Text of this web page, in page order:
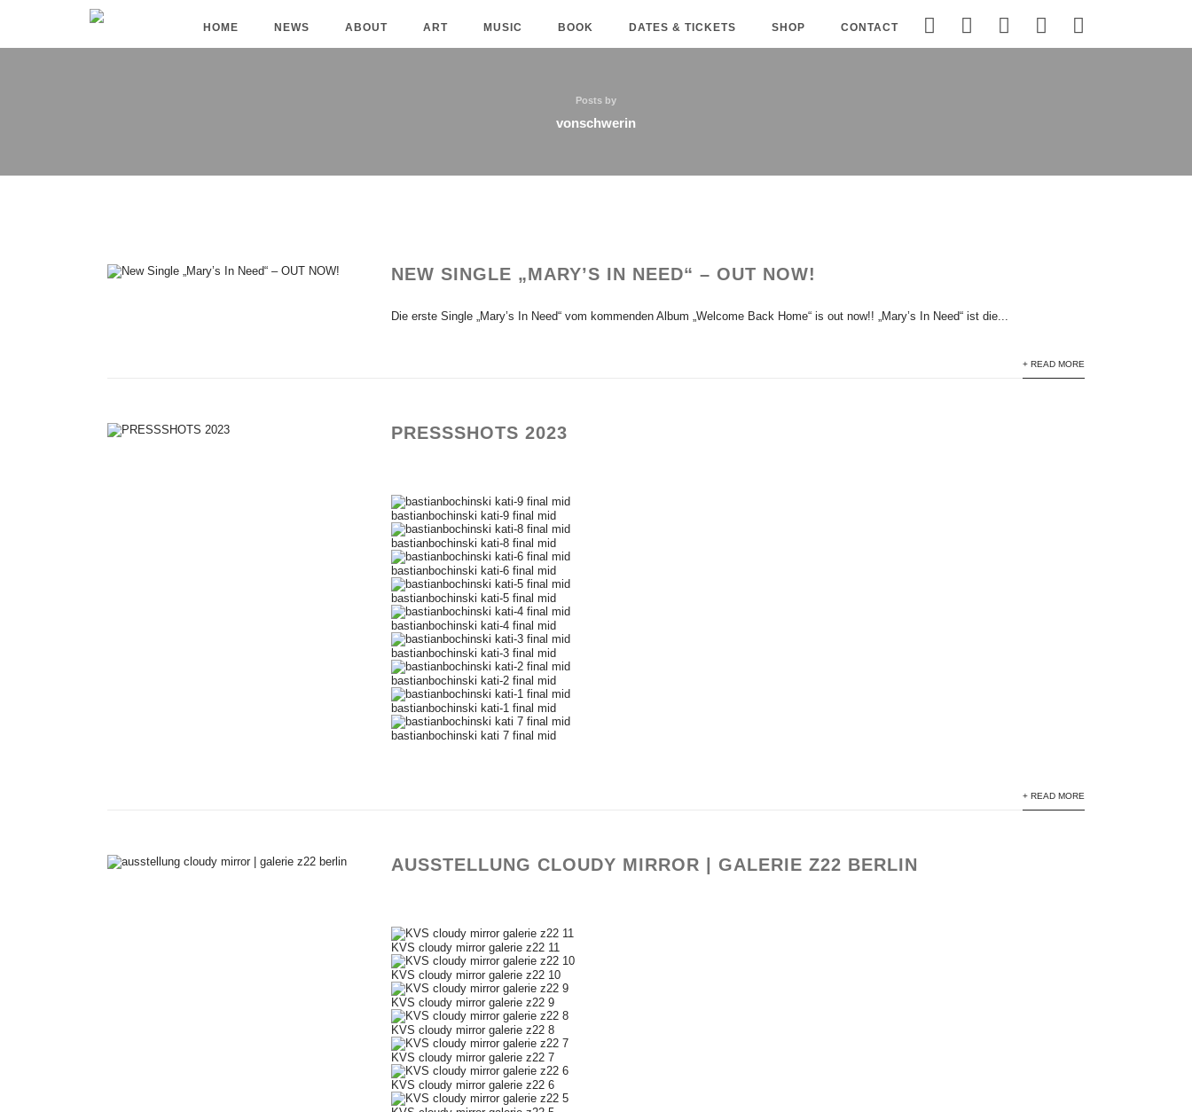
HOME NEWS ABOUT ART MUSIC BOOK DATES & TICKETS SHOP CONTACT
Posts by
vonschwerin
NEW SINGLE „MARY’S IN NEED“ – OUT NOW!
Die erste Single „Mary’s In Need“ vom kommenden Album „Welcome Back Home“ is out now!! „Mary’s In Need“ ist die...
+ READ MORE
PRESSSHOTS 2023
bastianbochinski kati-9 final mid
bastianbochinski kati-8 final mid
bastianbochinski kati-6 final mid
bastianbochinski kati-5 final mid
bastianbochinski kati-4 final mid
bastianbochinski kati-3 final mid
bastianbochinski kati-2 final mid
bastianbochinski kati-1 final mid
bastianbochinski kati 7 final mid
+ READ MORE
AUSSTELLUNG CLOUDY MIRROR | GALERIE Z22 BERLIN
KVS cloudy mirror galerie z22 11
KVS cloudy mirror galerie z22 10
KVS cloudy mirror galerie z22 9
KVS cloudy mirror galerie z22 8
KVS cloudy mirror galerie z22 7
KVS cloudy mirror galerie z22 6